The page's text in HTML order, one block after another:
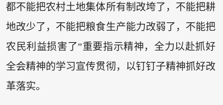
都不能把农村土地集体所有制改垮了，不能把耕
地改少了，不能把粮食生产能力改弱了，不能把
农民利益损害了”重要指示精神，全力以赴抓好
全会精神的学习宣传贯彻，以钉钉子精神抓好改
革落实。